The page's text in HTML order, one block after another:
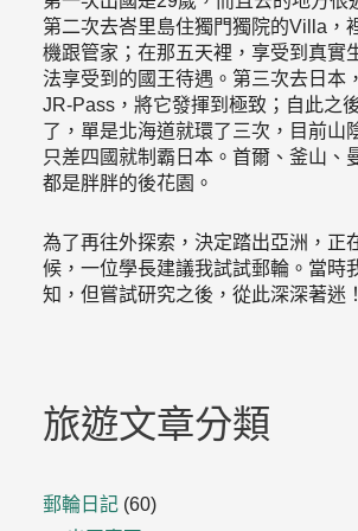
第二次去峇里島住獨門獨院的Villa，
機跟管家；在那五天裡，享受到真實
法享受到的國王待遇。第三次去日本
JR-Pass，將它發揮到極致；自此之
了，單是北海道就環了三次，目前山
只差四國就制霸日本。首爾、釜山、
都是胖胖的後花園。
為了再往外探索，決定踏出亞洲，正
候，一位學長建議我試試郵輪。當時
知，但嘗試研究之後，從此深深著迷！
旅遊文章分類
郵輪日記 (60)